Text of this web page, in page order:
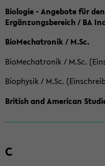
Biologie - Angebote für
Ergänzungsbereich / BA
BioMechatronik / M.Sc.
BioMechatronik / M.Sc.
Biophysik / M.Sc.
British and American
C